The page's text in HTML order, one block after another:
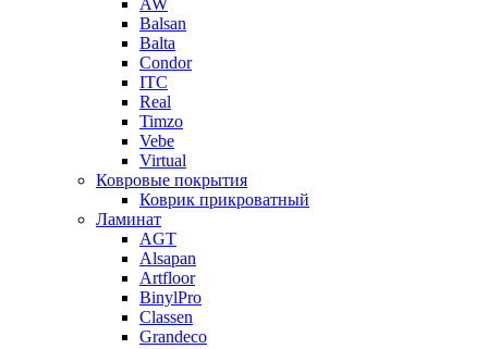
Balsan
Balta
Condor
ITC
Real
Timzo
Vebe
Virtual
Ковровые покрытия
Коврик прикроватный
Ламинат
AGT
Alsapan
Artfloor
BinylPro
Classen
Grandeco